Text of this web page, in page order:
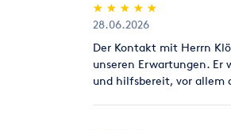
(*)
★
★
(*) ★
★
(*) ★
★
(*) ★
★
(*) ★
★
28.06.2026
Der Kontakt mit Herrn
unseren Erwartungen.
und hilfsbereit, vor allem